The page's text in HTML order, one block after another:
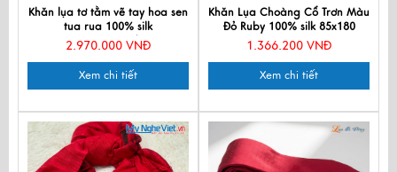
Khăn lụa tơ tằm vẽ tay hoa sen
tua rua 100% silk
KLNC79212/4
2.970.000 VNĐ
Xem chi tiết
Khăn Lụa Choàng Cổ Trơn Màu
Đỏ Ruby 100% silk 85x180
MNV-KLPT002-6
1.366.200 VNĐ
Xem chi tiết